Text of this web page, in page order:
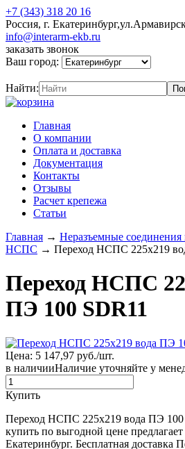
+7 (343) 318 20 16
Россия, г.
info@interarm-ekb.ru
заказать звонок
Ваш город:
Найти:
Главная
О компании
Оплата и доставка
Документация
Контакты
Отзывы
Расчет крепежа
Статьи
Главная → Неразъемные соединения
НСПС → Переход НСПС 225х219
Переход НСПС
ПЭ 100 SDR11
Цена: 5 147,97 руб./шт.
в наличииНаличие уточняйте у
Купить
Переход НСПС 225х219 вода ПЭ 100
купить по выгодной цене
Екатеринбург. Бесплатная